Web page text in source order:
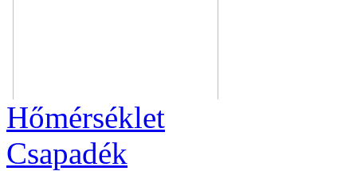
Hőmérséklet
Csapadék